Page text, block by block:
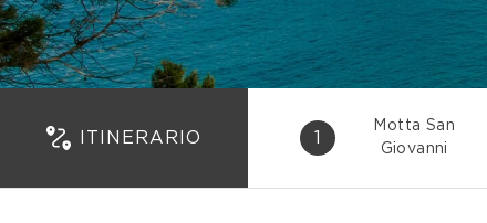
ITINERARIO 1
Motta San
Giovanni